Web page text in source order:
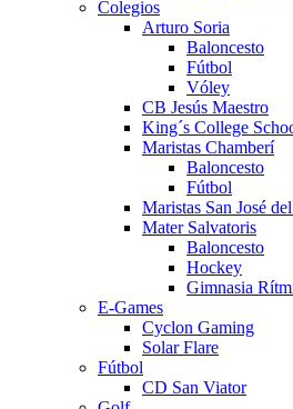
Colegios
Arturo Soria
Baloncesto
Fútbol
Vóley
CB Jesús Maestro
King´s College
Maristas Chamberí
Baloncesto
Fútbol
Maristas San José
Mater Salvatoris
Baloncesto
Hockey
Gimnasia
E-Games
Cyclon Gaming
Solar Flare
Fútbol
CD San Viator